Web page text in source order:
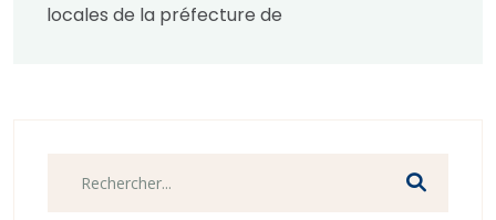
locales de la préfecture de